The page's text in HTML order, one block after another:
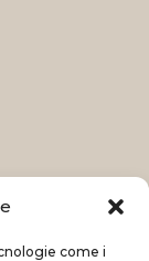
come i